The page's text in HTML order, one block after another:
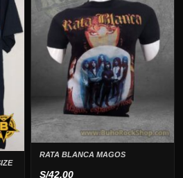
RATA BLANCA MAGOS
S/42.00